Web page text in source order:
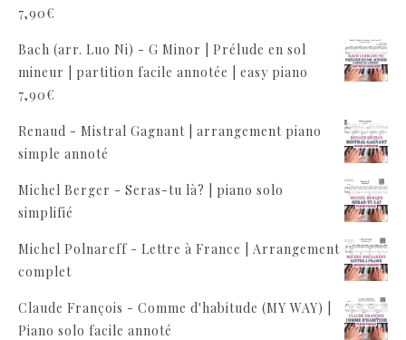
7,90€
Bach (arr. Luo Ni) - G Minor | Prélude en sol
mineur | partition facile annotée | easy piano
7,90€
Renaud - Mistral Gagnant | arrangement piano
simple annoté
Michel Berger - Seras-tu là? | piano solo
simplifié
Michel Polnareff - Lettre à France | Arrangement
complet
Claude François - Comme d'habitude (MY WAY) |
Piano solo facile annoté